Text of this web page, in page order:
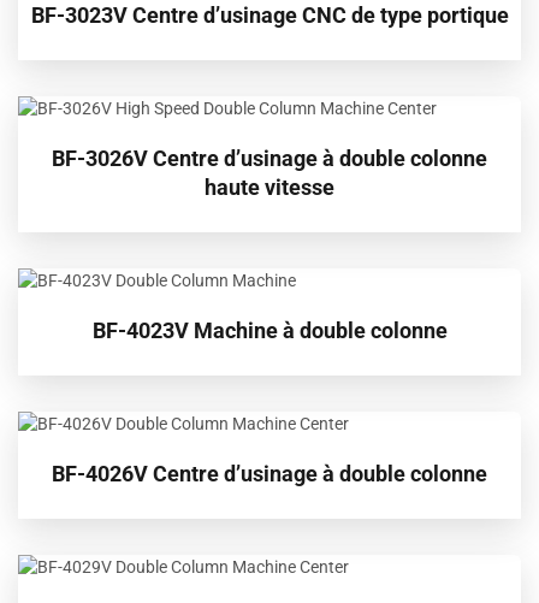
BF-3023V Centre d’usinage CNC de type portique
BF-3026V Centre d’usinage à double colonne
haute vitesse
BF-4023V Machine à double colonne
BF-4026V Centre d’usinage à double colonne